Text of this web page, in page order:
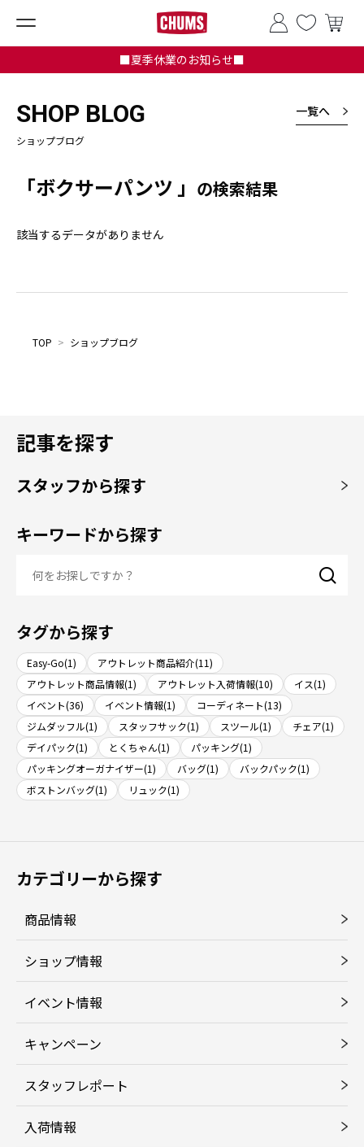
■夏季休業のお知らせ■
SHOP BLOG
ショップブログ
一覧へ
「ボクサーパンツ 」 の検索結果
該当するデータがありません
TOP > ショップブログ
記事を探す
スタッフから探す
キーワードから探す
タグから探す
Easy-Go(1)
アウトレット商品紹介(11)
アウトレット商品情報(1)
アウトレット入荷情報(10)
イス(1)
イベント(36)
イベント情報(1)
コーディネート(13)
ジムダッフル(1)
スタッフサック(1) スツール(1)
チェア(1)
デイパック(1)
とくちゃん(1)
パッキング(1)
パッキングオーガナイザー(1)
バッグ(1)
バックパック(1)
ボストンバッグ(1)
リュック(1)
カテゴリーから探す
商品情報
ショップ情報
イベント情報
キャンペーン
スタッフレポート
入荷情報